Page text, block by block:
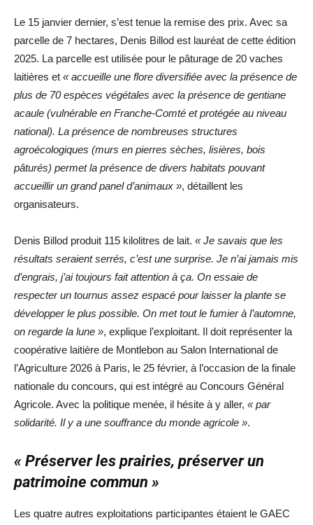
Le 15 janvier dernier, s’est tenue la remise des prix. Avec sa
parcelle de 7 hectares, Denis Billod est lauréat de cette édition
2025. La parcelle est utilisée pour le pâturage de 20 vaches
laitières et « accueille une flore diversifiée avec la présence de
plus de 70 espèces végétales avec la présence de gentiane
acaule (vulnérable en Franche-Comté et protégée au niveau
national). La présence de nombreuses structures
agroécologiques (murs en pierres sèches, lisières, bois
pâturés) permet la présence de divers habitats pouvant
accueillir un grand panel d’animaux », détaillent les
organisateurs.
Denis Billod produit 115 kilolitres de lait. « Je savais que les
résultats seraient serrés, c’est une surprise. Je n’ai jamais mis
d’engrais, j’ai toujours fait attention à ça. On essaie de
respecter un tournus assez espacé pour laisser la plante se
développer le plus possible. On met tout le fumier à l’automne,
on regarde la lune », explique l’exploitant. Il doit représenter la
coopérative laitière de Montlebon au Salon International de
l’Agriculture 2026 à Paris, le 25 février, à l’occasion de la finale
nationale du concours, qui est intégré au Concours Général
Agricole. Avec la politique menée, il hésite à y aller, « par
solidarité. Il y a une souffrance du monde agricole ».
« Préserver les prairies, préserver un
patrimoine commun »
Les quatre autres exploitations participantes étaient le GAEC